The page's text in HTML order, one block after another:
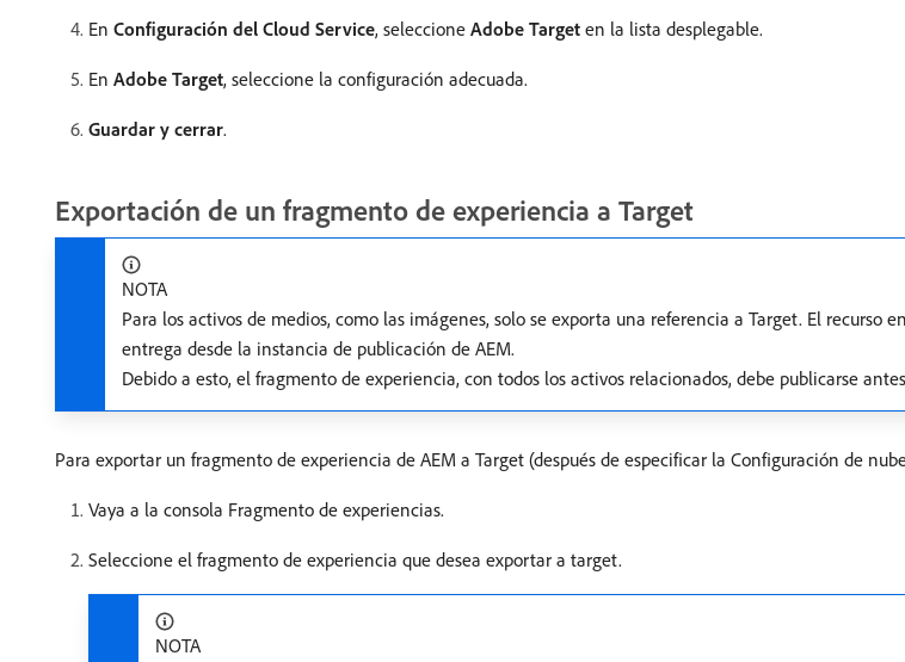
En Configuración del Cloud Service, seleccione Adobe Target en la lista desplegable.
En Adobe Target, seleccione la configuración adecuada.
Guardar y cerrar.
Exportación de un fragmento de experiencia a Target
NOTA
Para los activos de medios, como las imágenes, solo se exporta una referencia a Target. El recurso
entrega desde la instancia de publicación de AEM.
Debido a esto, el fragmento de experiencia, con todos los activos relacionados, debe publicarse
Para exportar un fragmento de experiencia de AEM a Target (después de especificar la Configuración de
Vaya a la consola Fragmento de experiencias.
Seleccione el fragmento de experiencia que desea exportar a target.
NOTA